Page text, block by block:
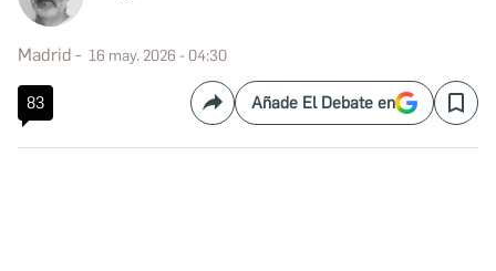
Madrid 16 may. 2026 - 04:30
83 CompartirAñade El Debate en Save